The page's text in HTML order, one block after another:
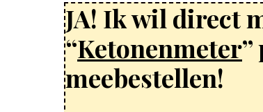
JA! Ik wil direct
“Ketonenmeter”
meebestellen!